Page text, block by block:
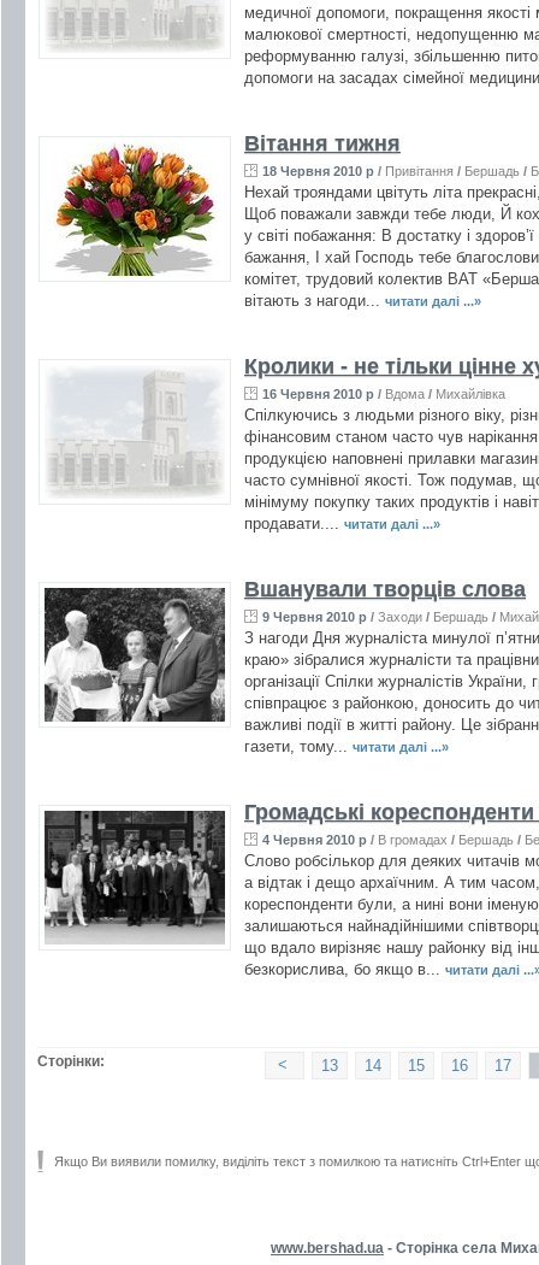
медичної допомоги, покращення
малюкової смертності, недопущенню
реформуванню галузі, збільшенню
допомоги на засадах сімейної
Вітання тижня
18 Червня 2010 р / Привітання / Бершадь /
Нехай трояндами цвітуть літа
Щоб поважали завжди тебе люди, Й
у світі побажання: В достатку і
бажання, І хай Господь тебе
комітет, трудовий колектив ВАТ
вітають з нагоди... читати далі ...»
Кролики - не тільки цінне
16 Червня 2010 р / Вдома / Михайлівка
Спілкуючись з людьми різного віку,
фінансовим станом часто чув
продукцією наповнені прилавки
часто сумнівної якості. Тож подумав,
мінімуму покупку таких продуктів і
продавати.... читати далі ...»
Вшанували творців слова
9 Червня 2010 р / Заходи / Бершадь /
З нагоди Дня журналіста минулої
краю» зібралися журналісти та
організації Спілки журналістів
співпрацює з районкою, доносить до
важливі події в житті району. Це
газети, тому... читати далі ...»
Громадські
4 Червня 2010 р / В громадах / Бершадь /
Слово робсількор для деяких читачів
а відтак і дещо архаїчним. А тим часом,
кореспонденти були, а нині вони
залишаються найнадійнішими
що вдало вирізняє нашу районку від
безкорислива, бо якщо в... читати далі
Сторінки: 17
16
15
14
13
<
Якщо Ви виявили помилку, виділіть текст з помилкою та натисніть Ctrl+Enter
www.bershad.ua - Сторінка села